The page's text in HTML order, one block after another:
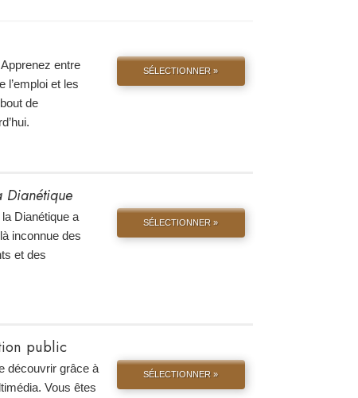
entre
l’emploi et les
de
SÉLECTIONNER »
Dianétique
Dianétique a
inconnue des
et des
SÉLECTIONNER »
public
découvrir grâce à
Vous êtes
SÉLECTIONNER »